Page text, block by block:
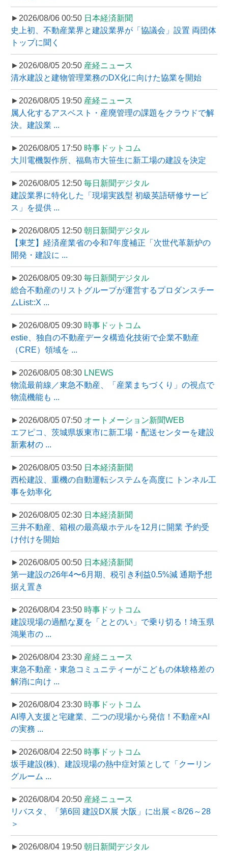
►2026/08/06 00:50 日本経済新聞
史上初、不動産業界と建設業界が「協議会」設置 両団体
トップに聞く
►2026/08/05 20:50 産経ニュース
清水建設と建物管理業務のDX化に向けた協業を開始
►2026/08/05 19:50 産経ニュース
属人化するアスベスト・産廃管理の課題をクラウドで解
決。建設業 ...
►2026/08/05 17:50 時事ドットコム
大川電機製作所、福島市大笹生に新工場の建設を決定
►2026/08/05 12:50 毎日新聞デジタル
建設業界に特化した「現場実践型 初級英語研修サービ
ス」を提供 ...
►2026/08/05 12:50 朝日新聞デジタル
【東芝】経済産業省の令和7年度補正「次世代革新炉の
開発・建設に ...
►2026/08/05 09:30 毎日新聞デジタル
総合不動産のリストグループが運営するプロダンスチー
ムList::X ...
►2026/08/05 09:30 時事ドットコム
estie、独自の不動産データ構造化技術で企業不動産
（CRE）領域を ...
►2026/08/05 08:30 LNEWS
物流最前線／東急不動産、「産業まちづくり」の視点で
物流機能も ...
►2026/08/05 07:50 オートメーション新聞WEB
エフピコ、茨城県坂東市に新工場・配送センターを建設
新素材の ...
►2026/08/05 03:50 日本経済新聞
西松建設、重機の自動運転システムを高度に トンネル工
事を効率化
►2026/08/05 02:30 日本経済新聞
三井不動産、箱根の最高級ホテルを12月に開業 予約受
け付けを開始
►2026/08/05 00:50 日本経済新聞
第一建設の26年4〜6月期、税引き利益0.5%減 通期予想
据え置き
►2026/08/04 23:50 時事ドットコム
建設現場の過酷な夏を「ととのい」で乗り切る！埼玉県
鴻巣市の ...
►2026/08/04 23:30 産経ニュース
東急不動産・東急コミュニティーがこどもの体験格差の
解消に向け ...
►2026/08/04 23:30 時事ドットコム
AI導入支援と宅建業、二つの現場から発信！不動産×AI
の実務 ...
►2026/08/04 22:50 時事ドットコム
坂手建設(株)、建設現場の熱中症対策として「クーリン
グルーム ...
►2026/08/04 20:50 産経ニュース
リバスタ、「第6回 建設DX展 大阪」に出展＜8/26～28
＞
►2026/08/04 19:50 朝日新聞デジタル